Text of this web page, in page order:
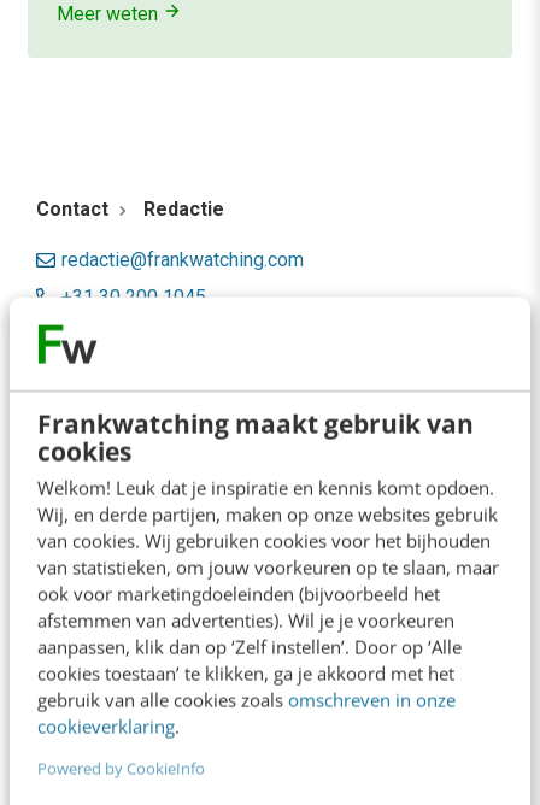
Frankwatching maakt gebruik van
cookies
Welkom! Leuk dat je inspiratie en kennis komt opdoen.
Wij, en derde partijen, maken op onze websites gebruik
van cookies. Wij gebruiken cookies voor het bijhouden
van statistieken, om jouw voorkeuren op te slaan, maar
ook voor marketingdoeleinden (bijvoorbeeld het
afstemmen van advertenties). Wil je je voorkeuren
aanpassen, klik dan op ‘Zelf instellen’. Door op ‘Alle
cookies toestaan’ te klikken, ga je akkoord met het
gebruik van alle cookies zoals omschreven in onze
cookieverklaring.
Powered by CookieInfo
Meer weten
Contact Redactie
redactie@frankwatching.com
+31 30 200 1045
Tarieven
Meer contactopties
Frankwatching
Adverteren
Contact
Nieuwsbrieven
Over ons
Ons team
Werken bij
Whitepapers